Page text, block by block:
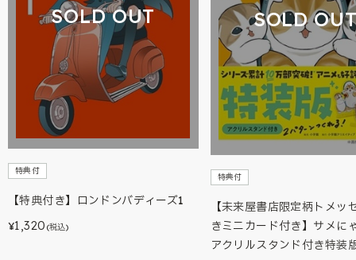
SOLD OUT
特典付
【特典付き】ロンドンバディーズ1
¥1,320 (税込)
SOLD
特典付
【未来屋書店限定柄トメッ
きミニカード付き】サメ
アクリルスタンド付き特装